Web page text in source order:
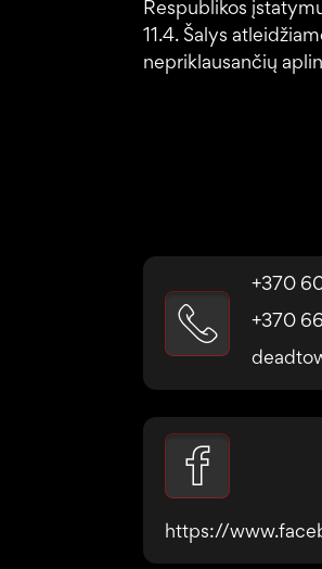
Respublikos
11.4. Šalys
nepriklausančių
+370
+370
https://